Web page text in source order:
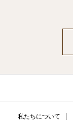
私たちについて